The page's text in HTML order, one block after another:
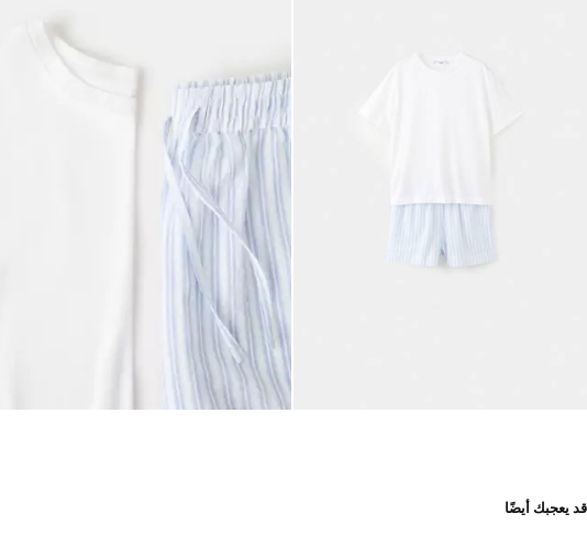
قد يعجبك أيضًا